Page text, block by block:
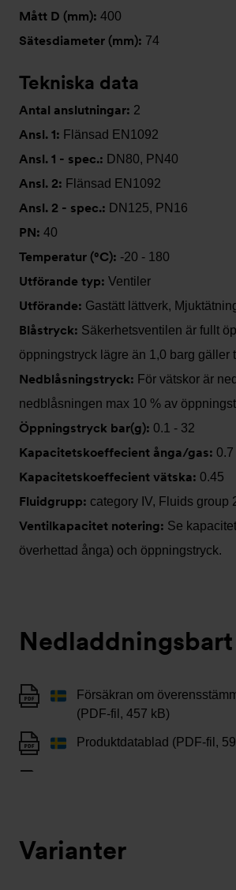
Mått D (mm): 400
Sätesdiameter (mm): 74
Tekniska data
Antal anslutningar: 2
Ansl. 1: Flänsad EN1092
Ansl. 1 - spec.: DN80, PN40
Ansl. 2: Flänsad EN1092
Ansl. 2 - spec.: DN125, PN16
PN: 40
Temperatur (°C): -20 - 180
Utförande typ: Ventiler
Utförande: Gastätt lättverk,
Blåstryck: Säkerhetsventilen är fullt
öppningstryck lägre än 1,0 barg gäller
Nedblåsningstryck: För vätskor är
nedblåsningen max 10 % av
Öppningstryck bar(g): 0.1 - 32
Kapacitetskoeffecient ånga/gas: 0.7
Kapacitetskoeffecient vätska: 0.45
Fluidgrupp: category IV, Fluids group
Ventilkapacitet notering: Se
överhettad ånga) och öppningstryck.
Nedladdningsbart
Försäkran om
(PDF-fil, 457 kB)
Produktdatablad (PDF-fil,
Varianter